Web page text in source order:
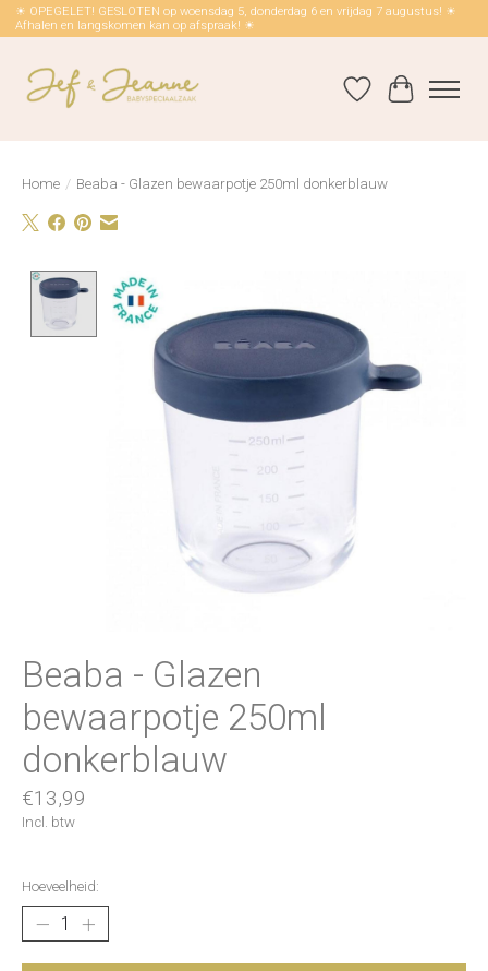
☀ OPEGELET! GESLOTEN op woensdag 5, donderdag 6 en vrijdag 7 augustus! ☀
Afhalen en langskomen kan op afspraak! ☀
Verlanglijst
Home / Beaba - Glazen bewaarpotje 250ml donkerblauw
Product image slideshow Items
Beaba - Glazen
bewaarpotje 250ml
donkerblauw
€13,99
Incl. btw
Hoeveelheid: